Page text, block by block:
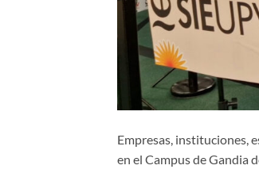
Empresas, instituciones,
en el Campus de Gandia